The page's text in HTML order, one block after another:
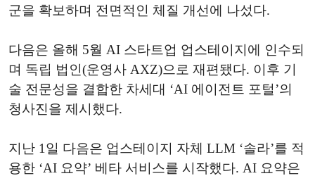
군을 확보하며 전면적인 체질 개선에 나섰다.
다음은 올해 5월 AI 스타트업 업스테이지에 인수되
며 독립 법인(운영사 AXZ)으로 재편됐다. 이후 기
술 전문성을 결합한 차세대 ‘AI 에이전트 포털’의
청사진을 제시했다.
지난 1일 다음은 업스테이지 자체 LLM ‘솔라’를 적
용한 ‘AI 요약’ 베타 서비스를 시작했다. AI 요약은